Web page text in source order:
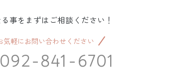
事をまずはご相談ください！
気軽にお問い合わせください
092-841-6701